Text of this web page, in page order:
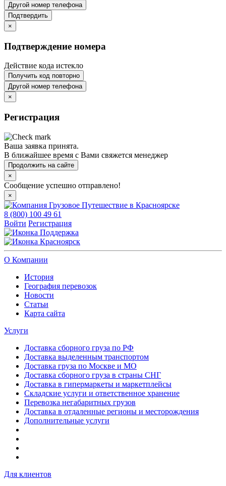
Другой номер телефона
Подтвердить
×
Подтверждение номера
Действие кода истекло
Получить код повторно
Другой номер телефона
×
Регистрация
Ваша заявка принята.
В ближайшее время с Вами свяжется менеджер
Продолжить на сайте
×
Сообщение успешно отправлено!
×
8 (800) 100 49 61
Войти Регистрация
Поддержка
Красноярск
О Компании
История
География перевозок
Новости
Статьи
Карта сайта
Услуги
Доставка сборного груза по РФ
Доставка выделенным транспортом
Доставка груза по Москве и МО
Доставка сборного груза в страны СНГ
Доставка в гипермаркеты и маркетплейсы
Складские услуги и ответственное хранение
Перевозка негабаритных грузов
Доставка в отдаленные регионы и месторождения
Дополнительные услуги
Для клиентов